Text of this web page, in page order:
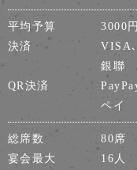
平均予算
3000
決済
VISA
銀聯
QR決済
ペイ
総席数
80席
宴会最大
16人